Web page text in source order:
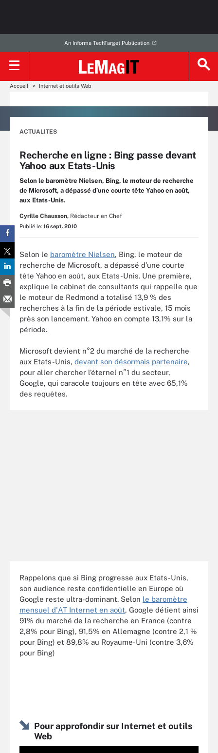
An Informa TechTarget Publication
Accueil Internet et outils Web
ACTUALITES
Recherche en ligne : Bing passe devant
Yahoo aux Etats-Unis
Selon le baromètre Nielsen, Bing, le moteur de recherche
de Microsoft, a dépassé d’une courte tête Yahoo en août,
aux Etats-Unis.
Cyrille Chausson, Rédacteur en Chef
Publié le: 16 sept. 2010
Selon le baromètre Nielsen, Bing, le moteur de
recherche de Microsoft, a dépassé d’une courte
tête Yahoo en août, aux Etats-Unis. Une première,
explique le cabinet de consultants qui rappelle que
le moteur de Redmond a totalisé 13,9 % des
recherches à la fin de la période estivale, 15 mois
près son lancement. Yahoo en compte 13,1% sur la
période.
Microsoft devient n°2 du marché de la recherche
aux Etats-Unis, devant son désormais partenaire,
pour aller chercher l’éternel n°1 du secteur,
Google, qui caracole toujours en tête avec 65,1%
des requêtes.
Rappelons que si Bing progresse aux Etats-Unis,
son audience reste confidentielle en Europe où
Google reste ultra-dominant. Selon le baromètre
mensuel d'AT Internet en août, Google détient ainsi
91% du marché de la recherche en France (contre
2,8% pour Bing), 91,5% en Allemagne (contre 2,1 %
pour Bing) et 89,8% au Royaume-Uni (contre 3,6%
pour Bing)
Pour approfondir sur Internet et outils
Web